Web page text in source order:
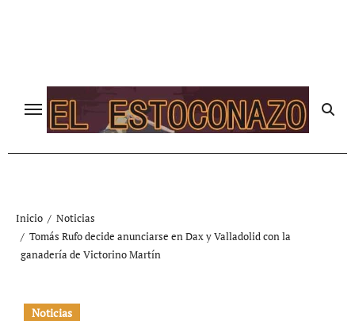
Inicio
Noticias
Tomás Rufo decide anunciarse en Dax y Valladolid con la
ganadería de Victorino Martín
Noticias